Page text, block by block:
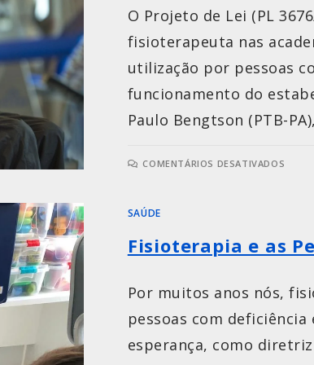
O Projeto de Lei (PL
fisioterapeuta nas
utilização por pessoas
funcionamento do
Paulo Bengtson (PTB-
COMENTÁRIOS DESATIVADOS
SAÚDE
Fisioterapia e as
Por muitos anos nós,
pessoas com
esperança, como